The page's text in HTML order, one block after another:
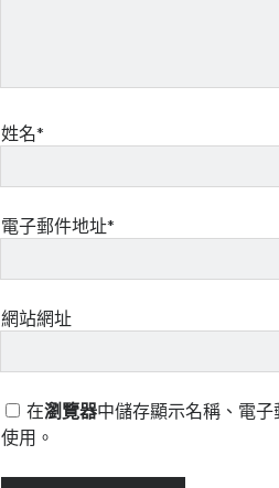
姓名*
電子郵件地址*
網站網址
在瀏覽器中儲存顯示名稱、電
使用。